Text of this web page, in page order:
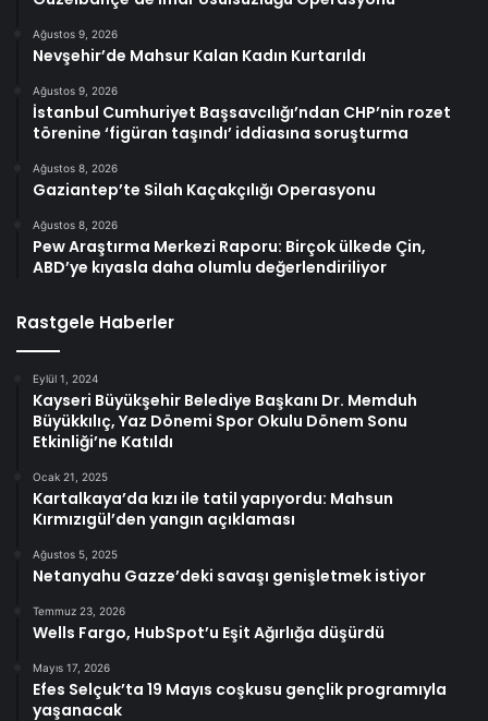
Ağustos 9, 2026
Nevşehir’de Mahsur Kalan Kadın Kurtarıldı
Ağustos 9, 2026
İstanbul Cumhuriyet Başsavcılığı’ndan CHP’nin rozet
törenine ‘figüran taşındı’ iddiasına soruşturma
Ağustos 8, 2026
Gaziantep’te Silah Kaçakçılığı Operasyonu
Ağustos 8, 2026
Pew Araştırma Merkezi Raporu: Birçok ülkede Çin,
ABD’ye kıyasla daha olumlu değerlendiriliyor
Rastgele Haberler
Eylül 1, 2024
Kayseri Büyükşehir Belediye Başkanı Dr. Memduh
Büyükkılıç, Yaz Dönemi Spor Okulu Dönem Sonu
Etkinliği’ne Katıldı
Ocak 21, 2025
Kartalkaya’da kızı ile tatil yapıyordu: Mahsun
Kırmızıgül’den yangın açıklaması
Ağustos 5, 2025
Netanyahu Gazze’deki savaşı genişletmek istiyor
Temmuz 23, 2026
Wells Fargo, HubSpot’u Eşit Ağırlığa düşürdü
Mayıs 17, 2026
Efes Selçuk’ta 19 Mayıs coşkusu gençlik programıyla
yaşanacak